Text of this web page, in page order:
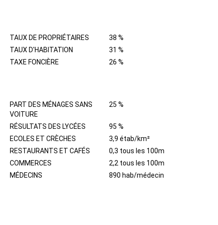
TAUX DE PROPRIÉTAIRES
38 %
TAUX D'HABITATION
31 %
TAXE FONCIÈRE
26 %
PART DES MÉNAGES SANS
VOITURE
25 %
RÉSULTATS DES LYCÉES
95 %
ECOLES ET CRÈCHES
3,9 étab/km²
RESTAURANTS ET CAFÉS
0,3 tous les 100m
COMMERCES
2,2 tous les 100m
MÉDECINS
890 hab/médecin